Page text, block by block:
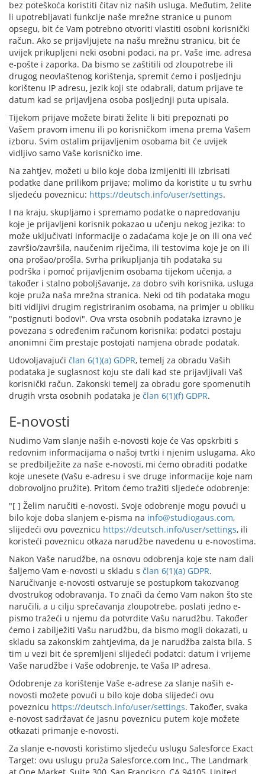
bez poteškoća koristiti čitav niz naših usluga. Međutim, želite
li upotrebljavati funkcije naše mrežne stranice u punom
opsegu, bit će Vam potrebno otvoriti vlastiti osobni korisnički
račun. Ako se prijavljujete na našu mrežnu stranicu, bit će
uvijek prikupljeni neki osobni podaci, na pr. Vaše ime, adresa
e-pošte i zaporka. Da bismo se zaštitili od zloupotrebe ili
drugog neovlaštenog korištenja, spremit ćemo i posljednju
korištenu IP adresu, jezik koji ste odabrali, datum prijave te
datum kad se prijavljena osoba posljednji puta upisala.
Tijekom prijave možete birati želite li biti prepoznati po
Vašem pravom imenu ili po korisničkom imena prema Vašem
izboru. Svim ostalim prijavljenim osobama bit će uvijek
vidljivo samo Vaše korisničko ime.
Na zahtjev, možeti u bilo koje doba izmijeniti ili izbrisati
podatke dane prilikom prijave; molimo da koristite u tu svrhu
sljedeću poveznicu: https://deutsch.info/user/settings.
I na kraju, skupljamo i spremamo podatke o napredovanju
koje je prijavljeni korisnik pokazao u učenju nekog jezika: to
može uključivati informacije o zadaćama koje je on ili ona već
završio/završila, naučenim riječima, ili testovima koje je on ili
ona prošao/prošla. Svrha prikupljanja tih podataka su
podrška i pomoć prijavljenim osobama tijekom učenja, a
također i stalno poboljšavanje, za dobro svih korisnika, usluga
koje pruža naša mrežna stranica. Neki od tih podataka mogu
biti vidljivi drugim registriranim osobama, na primjer u obliku
"postignuti bodovi". Ova vrsta osobnih podataka izravno je
povezana s određenim računom korisnika: podatci postaju
anonimni čim prestaje postojati namjena obrade podatak.
Udovoljavajući član 6(1)(a) GDPR, temelj za obradu Vaših
podataka je suglasnost koju ste dali kad ste prijavljivali Vaš
korisnički račun. Zakonski temelj za obradu gore spomenutih
drugih vrsta osobnih podataka je član 6(1)(f) GDPR.
E-novosti
Nudimo Vam slanje naših e-novosti koje će Vas opskrbiti s
redovnim informacijama o našoj tvrtki i njenim uslugama. Ako
se predbilježite za naše e-novosti, mi ćemo obraditi podatke
koje unesete (Vašu e-adresu i sve druge informacije koje nam
dobrovoljno pružite). Pritom ćemo tražiti sljedeće odobrenje:
"[ ] Želim naručiti e-novosti. Svoje odobrenje mogu povući u
bilo koje doba slanjem e-pisma na info@studiogaus.com,
slijedeći ovu poveznicu https://deutsch.info/user/settings, ili
koristeći poveznicu otkaza narudžbe navedenu u e-novostima.
Nakon Vaše narudžbe, na osnovu odobrenja koje ste nam dali
šaljemo Vam e-novosti u skladu s član 6(1)(a) GDPR.
Naručivanje e-novosti ostvaruje se postupkom takozvanog
dvostrukog odobravanja. To znači da ćemo Vam nakon što ste
naručili, a u cilju sprečavanja zloupotrebe, poslati jedno e-
pismo tražeći u njemu da potvrdite Vašu narudžbu. Također
ćemo i zabilježiti Vašu narudžbu, da bismo mogli dokazati, u
skladu sa zakonskim zahtjevima, da je narudžba zaista bila. S
tim u vezi bit će spremljeni slijedeći podatci: datum i vrijeme
Vaše narudžbe i Vaše odobrenje, te Vaša IP adresa.
Odobrenje za korištenje Vaše e-adrese za slanje naših e-
novosti možete povući u bilo koje doba slijedeći ovu
poveznicu https://deutsch.info/user/settings. Također, svaka
e-novost sadržavat će jasnu poveznicu putem koje možete
otkazati primanje e-novosti.
Za slanje e-novosti koristimo sljedeću uslugu Salesforce Exact
Target: ovu uslugu pruža Salesforce.com Inc., The Landmark